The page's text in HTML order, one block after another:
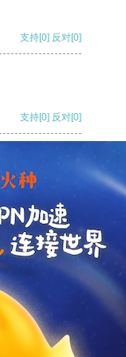
支持[0] 反对[0]
支持[0] 反对[0]
反对